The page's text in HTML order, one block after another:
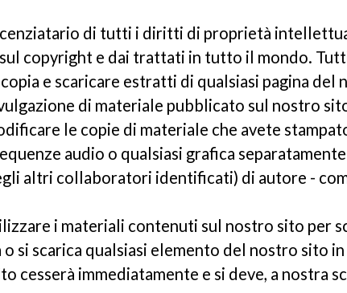
di tutti i diritti di proprietà
copyright e dai trattati in tutto il mondo.
copia e scaricare estratti di qualsiasi pagina
di materiale pubblicato sul nostro
le copie di materiale che avete
audio o qualsiasi grafica
altri collaboratori identificati) di autore -
i materiali contenuti sul nostro sito per
o si scarica qualsiasi elemento del nostro
cesserà immediatamente e si deve, a